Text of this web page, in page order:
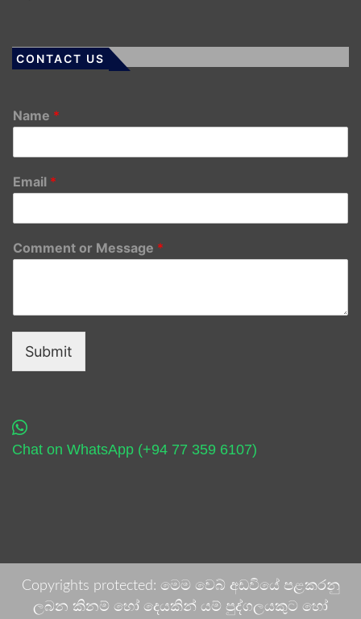
CONTACT US
Name *
Email *
Comment or Message *
Submit
Chat on WhatsApp (+94 77 359 6107)
Copyrights protected: මෙම වෙබ් අඩවියේ පළකරනු
ලබන කිනම් හෝ දෙයකින් යම් පුද්ගලයකුට හෝ